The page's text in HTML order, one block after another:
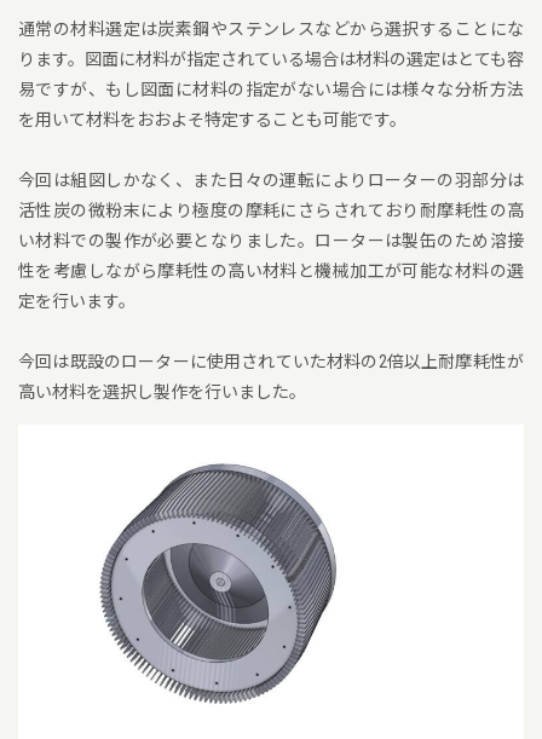
通常の材料選定は炭素鋼やステンレスなどから選択することにな
ります。図面に材料が指定されている場合は材料の選定はとても容
易ですが、もし図面に材料の指定がない場合には様々な分析方法
を用いて材料をおおよそ特定することも可能です。
今回は組図しかなく、また日々の運転によりローターの羽部分は
活性炭の微粉末により極度の摩耗にさらされており耐摩耗性の高
い材料での製作が必要となりました。ローターは製缶のため溶接
性を考慮しながら摩耗性の高い材料と機械加工が可能な材料の選
定を行います。
今回は既設のローターに使用されていた材料の2倍以上耐摩耗性が
高い材料を選択し製作を行いました。